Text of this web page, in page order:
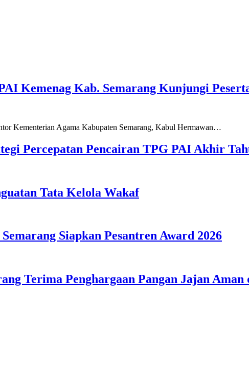
Kemenag Kab. Semarang Kunjungi
Kementerian Agama Kabupaten Semarang, Kabul Hermawan…
Percepatan Pencairan TPG PAI Akhir
Tata Kelola Wakaf
Siapkan Pesantren Award 2026
Terima Penghargaan Pangan Jajan